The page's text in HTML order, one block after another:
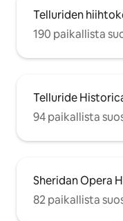
Telluriden
190 paikallista
Telluride
94 paikallista
Sheridan Opera
82 paikallista